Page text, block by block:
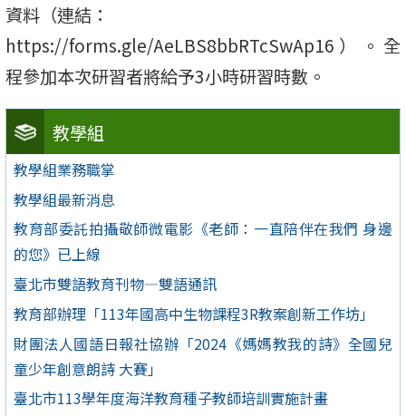
教學組
教學組業務職掌
教學組最新消息
教育部委託拍攝敬師微電影《老師：一直陪伴在我們 身邊
的您》已上線
臺北市雙語教育刊物—雙語通訊
教育部辦理「113年國高中生物課程3R教案創新工作坊」
財團法人國語日報社協辦「2024《媽媽教我的詩》全國兒
童少年創意朗詩 大賽」
臺北市113學年度海洋教育種子教師培訓實施計畫
資料（連結：
https://forms.gle/AeLBS8bbRTcSwAp16）。全
程參加本次研習者將給予3小時研習時數。